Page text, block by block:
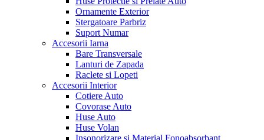
Ornamente Exterior
Stergatoare Parbriz
Suport Numar
Accesorii Iarna
Bare Transversale
Lanturi de Zapada
Raclete si Lopeti
Accesorii Interior
Cotiere Auto
Covorase Auto
Huse Auto
Huse Volan
Insonorizare si Material Fonoabsorbant